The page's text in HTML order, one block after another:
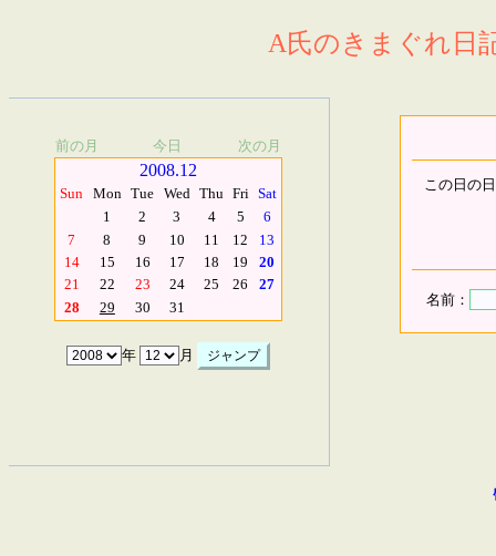
A氏のきまぐれ日
前の月 今日 次の月
2008.12
Sun Mon Tue Wed Thu Fri Sat
1
2 3 4 5
6
7
8 9 10 11 12
13
14
15 16 17 18 19
20
21
22 23 24 25 26
27
28
29 30 31
年 月
この日の
名前：